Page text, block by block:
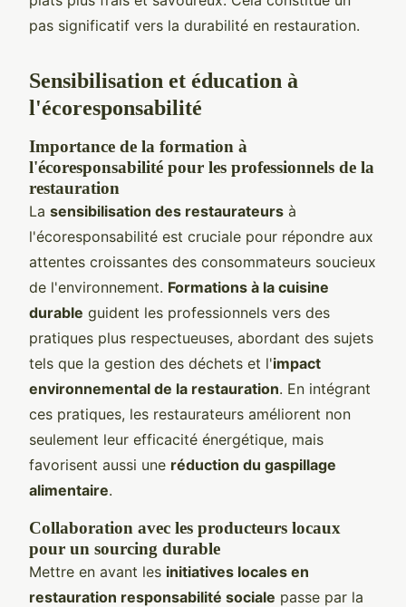
pas significatif vers la durabilité en restauration.
Sensibilisation et éducation à
l'écoresponsabilité
Importance de la formation à
l'écoresponsabilité pour les professionnels de la
restauration
La sensibilisation des restaurateurs à
l'écoresponsabilité est cruciale pour répondre aux
attentes croissantes des consommateurs soucieux
de l'environnement. Formations à la cuisine
durable guident les professionnels vers des
pratiques plus respectueuses, abordant des sujets
tels que la gestion des déchets et l'impact
environnemental de la restauration. En intégrant
ces pratiques, les restaurateurs améliorent non
seulement leur efficacité énergétique, mais
favorisent aussi une réduction du gaspillage
alimentaire.
Collaboration avec les producteurs locaux
pour un sourcing durable
Mettre en avant les initiatives locales en
restauration responsabilité sociale passe par la